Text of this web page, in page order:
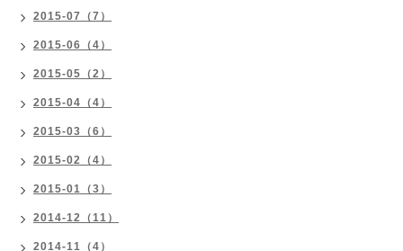
2015-07（7）
2015-06（4）
2015-05（2）
2015-04（4）
2015-03（6）
2015-02（4）
2015-01（3）
2014-12（11）
2014-11（4）